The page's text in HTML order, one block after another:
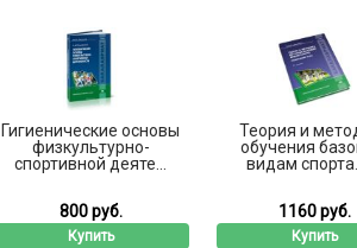
Гигиенические основы
физкультурно-
спортивной деяте...
800 руб.
Купить
Теория и
обучения
видам спорта.
1160 руб.
Купить